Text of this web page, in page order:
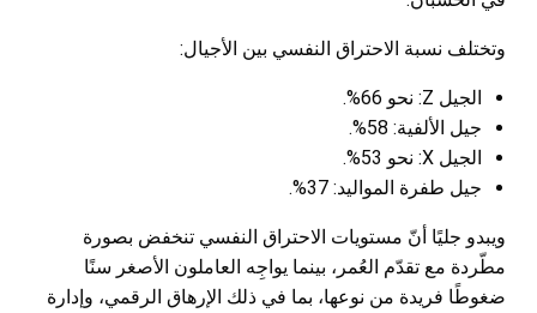
وتختلف نسبة الاحتراق النفسي بين الأجيال:
الجيل Z: نحو 66%.
جيل الألفية: 58%.
الجيل X: نحو 53%.
جيل طفرة المواليد: 37%.
ويبدو جليًا أنّ مستويات الاحتراق النفسي تنخفض بصورة
مطّردة مع تقدّم العُمر، بينما يواجِه العاملون الأصغر سنًا
ضغوطًا فريدة من نوعها، بما في ذلك الإرهاق الرقمي، وإدارة